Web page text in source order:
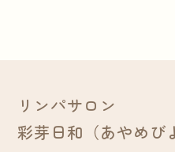
リンパサロン
彩芽日和（あやめび